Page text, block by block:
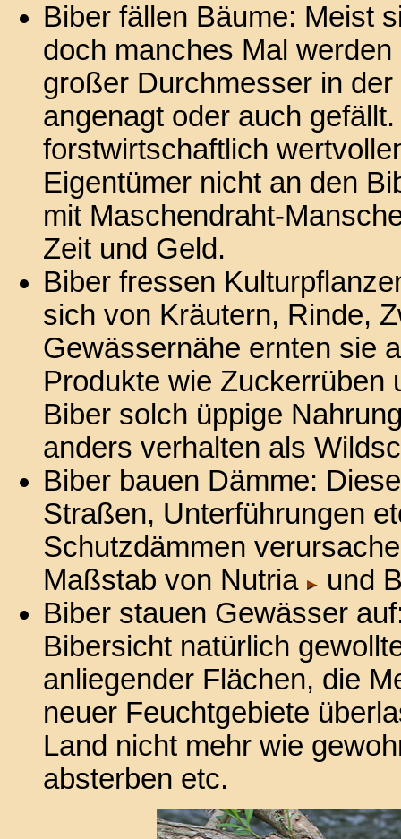
Biber fällen Bäume: Meist
doch manches Mal
großer Durchmesser in
angenagt oder auch
forstwirtschaftlich
Eigentümer nicht an den
mit Maschendraht-
Zeit und Geld.
Biber fressen
sich von Kräutern, Rinde,
Gewässernähe ernten sie
Produkte wie
Biber solch üppige
anders verhalten als
Biber bauen Dämme:
Straßen, Unterführungen
Schutzdämmen
Maßstab von Nutria
und
Biber stauen Gewässer
Bibersicht natürlich
anliegender Flächen, die
neuer Feuchtgebiete
Land nicht mehr wie
absterben etc.